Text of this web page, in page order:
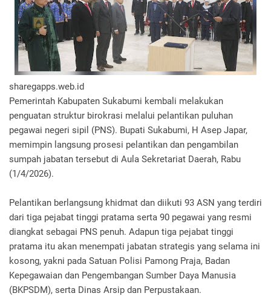
sharegapps.web.id
Pemerintah Kabupaten Sukabumi kembali melakukan
penguatan struktur birokrasi melalui pelantikan puluhan
pegawai negeri sipil (PNS). Bupati Sukabumi, H Asep Japar,
memimpin langsung prosesi pelantikan dan pengambilan
sumpah jabatan tersebut di Aula Sekretariat Daerah, Rabu
(1/4/2026).
Pelantikan berlangsung khidmat dan diikuti 93 ASN yang terdiri
dari tiga pejabat tinggi pratama serta 90 pegawai yang resmi
diangkat sebagai PNS penuh. Adapun tiga pejabat tinggi
pratama itu akan menempati jabatan strategis yang selama ini
kosong, yakni pada Satuan Polisi Pamong Praja, Badan
Kepegawaian dan Pengembangan Sumber Daya Manusia
(BKPSDM), serta Dinas Arsip dan Perpustakaan.